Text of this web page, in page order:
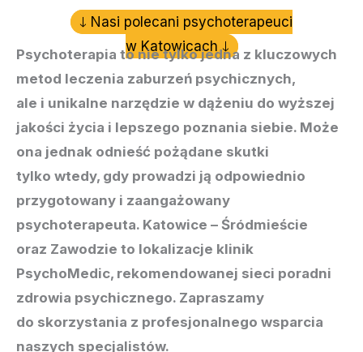
Nasi polecani psychoterapeuci
w Katowicach
Psychoterapia to nie tylko jedna z kluczowych
metod leczenia zaburzeń psychicznych,
ale i unikalne narzędzie w dążeniu do wyższej
jakości życia i lepszego poznania siebie. Może
ona jednak odnieść pożądane skutki
tylko wtedy, gdy prowadzi ją odpowiednio
przygotowany i zaangażowany
psychoterapeuta. Katowice – Śródmieście
oraz Zawodzie to lokalizacje klinik
PsychoMedic, rekomendowanej sieci poradni
zdrowia psychicznego. Zapraszamy
do skorzystania z profesjonalnego wsparcia
naszych specjalistów.